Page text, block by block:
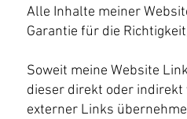
Alle Inhalte meiner
Garantie für die
Soweit meine Website
dieser direkt oder indirekt
externer Links